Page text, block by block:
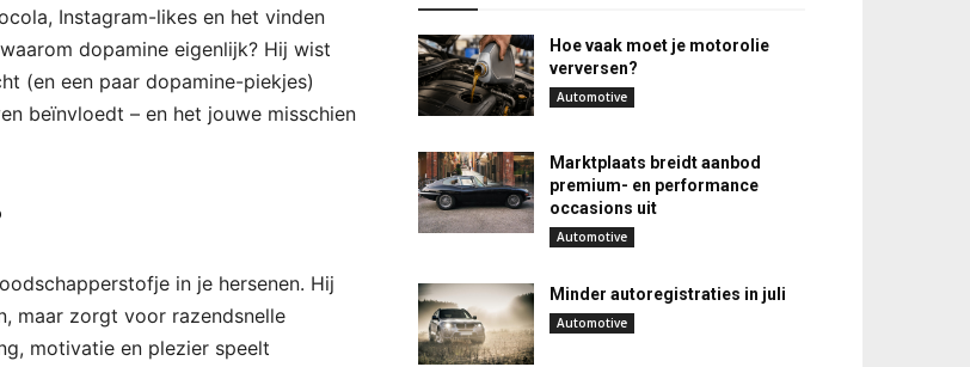
Instagram-likes en het vinden
dopamine eigenlijk? Hij wist
(en een paar dopamine-piekjes)
beïnvloedt – en het jouwe misschien
in je hersenen. Hij
maar zorgt voor razendsnelle
motivatie en plezier speelt
Hoe vaak moet je motorolie
verversen?
Automotive
Marktplaats breidt aanbod
premium- en performance
occasions uit
Automotive
Minder autoregistraties in juli
Automotive